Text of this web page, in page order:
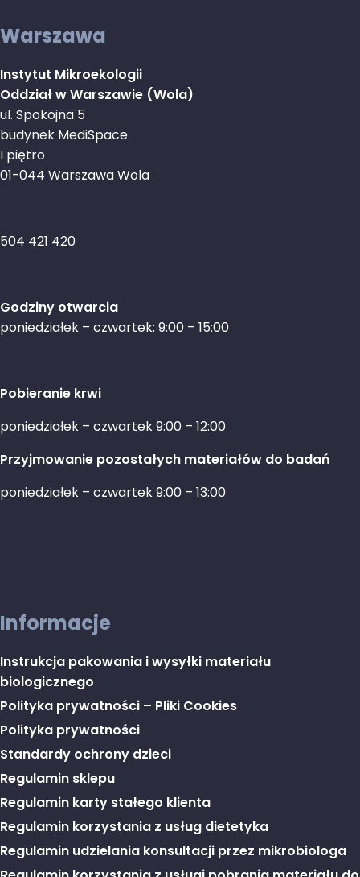
Warszawa
Instytut Mikroekologii
Oddział w Warszawie (Wola)
ul. Spokojna 5
budynek MediSpace
I piętro
01-044 Warszawa Wola
504 421 420
Godziny otwarcia
poniedziałek – czwartek: 9:00 – 15:00
Pobieranie krwi
poniedziałek – czwartek 9:00 – 12:00
Przyjmowanie pozostałych materiałów do badań
poniedziałek – czwartek 9:00 – 13:00
Informacje
Instrukcja pakowania i wysyłki materiału
biologicznego
Polityka prywatności – Pliki Cookies
Polityka prywatności
Standardy ochrony dzieci
Regulamin sklepu
Regulamin karty stałego klienta
Regulamin korzystania z usług dietetyka
Regulamin udzielania konsultacji przez mikrobiologa